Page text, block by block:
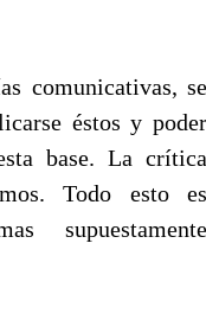
comunicativas, se
éstos y poder
base. La crítica
Todo esto es
supuestamente